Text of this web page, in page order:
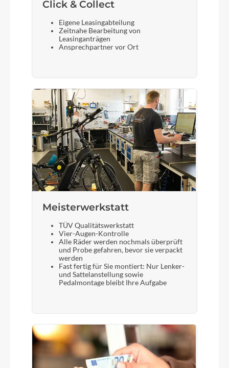
Click & Collect
Eigene Leasingabteilung
Zeitnahe Bearbeitung von
Leasinganträgen
Ansprechpartner vor Ort
Meisterwerkstatt
TÜV Qualitätswerkstatt
Vier-Augen-Kontrolle
Alle Räder werden nochmals überprüft
und Probe gefahren, bevor sie verpackt
werden
Fast fertig für Sie montiert: Nur Lenker-
und Sattelanstellung sowie
Pedalmontage bleibt Ihre Aufgabe